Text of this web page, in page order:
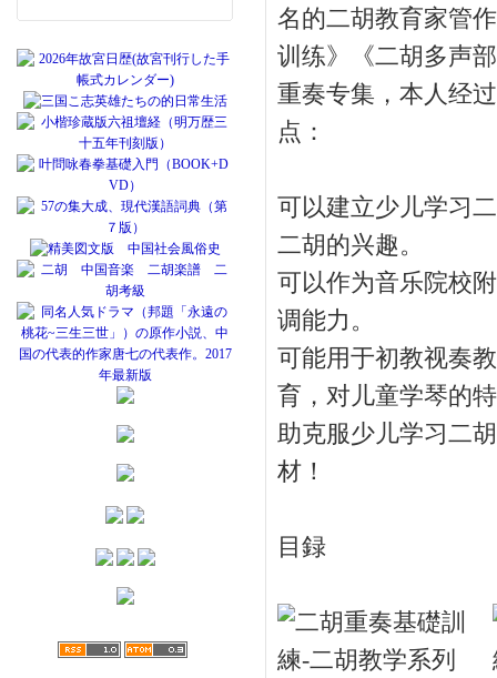
名的二胡教育家管
训练》《二胡多声
重奏专集，本人经
点：
可以建立少儿学习
二胡的兴趣。
可以作为音乐院校
调能力。
可能用于初教视奏
育，对儿童学琴的
助克服少儿学习二
材！
目録